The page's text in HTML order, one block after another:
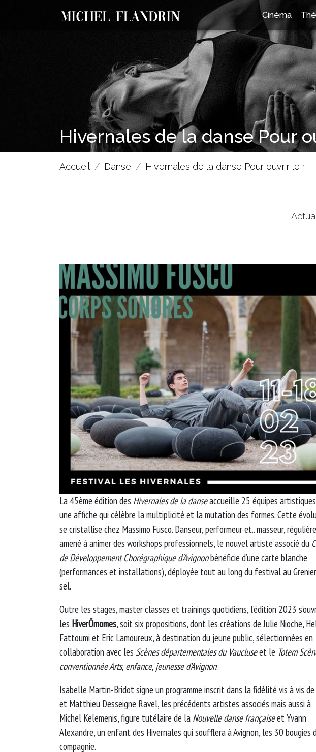
Cinéma
Hivernales de la danse Pour
Accueil Danse Hivernales de la danse Pour ouvrir le r…
La 45ème édition des Hivernales de la danseaccueille 25 équipes
une affiche qui célèbre la multiplicité et la mutation des formes. Cette
se cristallise chez Massimo Fusco. Danseur, performeur et.. masseur,
amené à animer des workshops professionnels, le nouvel artiste associé du
de Développement Chorégraphique d'Avignonbénéficie d’une carte blanche
(performances et installations), déployée tout au long du festival au
sel.
Outre les stages, master classes et trainings quotidiens, l’édition 2023
les HiverÔmomes, soit six propositions, dont les créations de Julie Nioche,
Fattoumi et Eric Lamoureux, à destination du jeune public, sélectionnées en
collaboration avec les Scènes départementales du Vaucluseet le Totem
conventionnée Arts, enfance, jeunesse d’Avignon.
Isabelle Martin-Bridot signe un programme inscrit dans la fidélité vis à vis
et Matthieu Desseigne Ravel, les précédents artistes associés mais aussi à
Michel Kelemenis, figure tutélaire de la Nouvelle danse françaiseet Yvann
Alexandre, un enfant des Hivernales qui soufflera à Avignon, les 30 bougies
compagnie.